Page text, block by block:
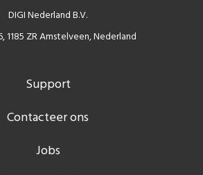
DIGI Nederland B.V.
1185 ZR Amstelveen, Nederland
Support
Contacteer ons
Jobs